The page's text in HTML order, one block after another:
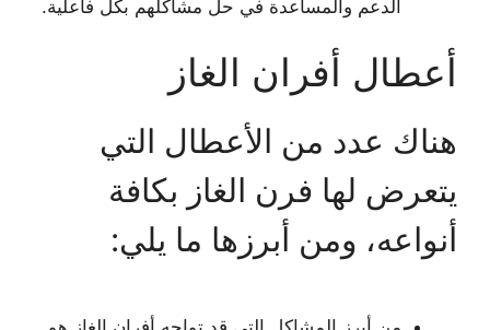
الدعم والمساعدة في حل مشاكلهم بكل فاعلية.
أعطال أفران الغاز
هناك عدد من الأعطال التي
يتعرض لها فرن الغاز بكافة
أنواعه، ومن أبرزها ما يلي: